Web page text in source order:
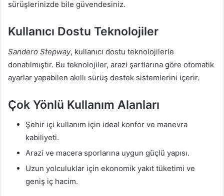
sürüşlerinizde bile güvendesiniz.
Kullanıcı Dostu Teknolojiler
Sandero Stepway, kullanıcı dostu teknolojilerle
donatılmıştır. Bu teknolojiler, arazi şartlarına göre otomatik
ayarlar yapabilen akıllı sürüş destek sistemlerini içerir.
Çok Yönlü Kullanım Alanları
Şehir içi kullanım için ideal konfor ve manevra
kabiliyeti.
Arazi ve macera sporlarına uygun güçlü yapısı.
Uzun yolculuklar için ekonomik yakıt tüketimi ve
geniş iç hacim.